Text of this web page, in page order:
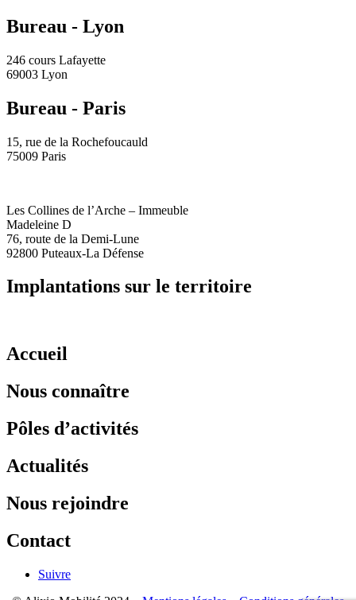
Bureau - Lyon
246 cours Lafayette
69003 Lyon
Bureau - Paris
15, rue de la Rochefoucauld
75009 Paris
Les Collines de l’Arche – Immeuble
Madeleine D
76, route de la Demi-Lune
92800 Puteaux-La Défense
Implantations sur le territoire
Accueil
Nous connaître
Pôles d’activités
Actualités
Nous rejoindre
Contact
Suivre